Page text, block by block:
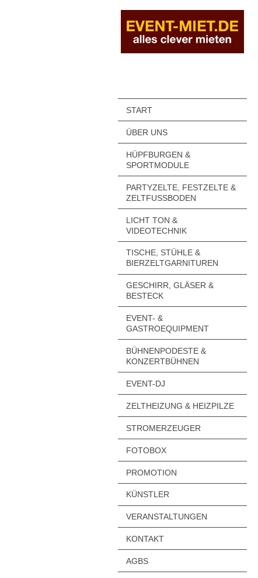
START
ÜBER UNS
HÜPFBURGEN &
SPORTMODULE
PARTYZELTE, FESTZELTE &
ZELTFUSSBODEN
LICHT TON &
VIDEOTECHNIK
TISCHE, STÜHLE &
BIERZELTGARNITUREN
GESCHIRR, GLÄSER &
BESTECK
EVENT- &
GASTROEQUIPMENT
BÜHNENPODESTE &
KONZERTBÜHNEN
EVENT-DJ
ZELTHEIZUNG & HEIZPILZE
STROMERZEUGER
FOTOBOX
PROMOTION
KÜNSTLER
VERANSTALTUNGEN
KONTAKT
AGBS